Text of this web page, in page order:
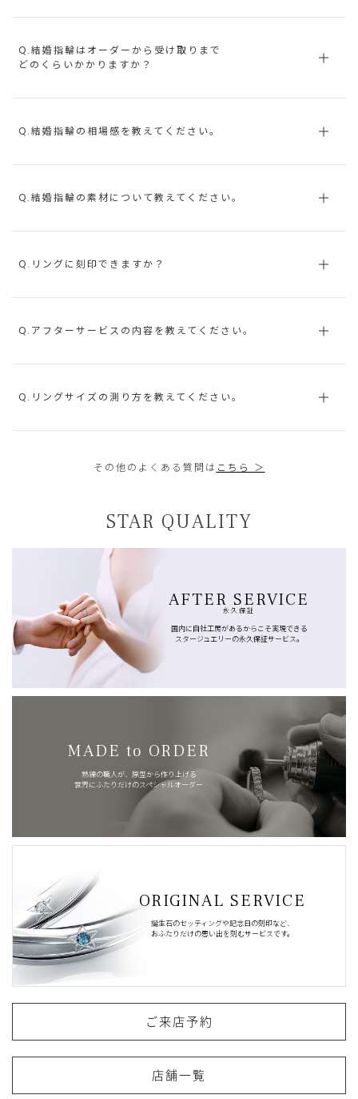
Q.結婚指輪はオーダーから受け取りまで
どのくらいかかりますか？
Q.結婚指輪の相場感を教えてください。
Q.結婚指輪の素材について教えてください。
Q.リングに刻印できますか？
Q.アフターサービスの内容を教えてください。
Q.リングサイズの測り方を教えてください。
その他のよくある質問は こちら ＞
STAR QUALITY
AFTER SERVICE
永久保証
国内に自社工房があるからこそ実現できる
スタージュエリーの永久保証サービス。
MADE to ORDER
熟練の職人が、原型から作り上げる
世界にふたりだけのスペシャルオーダー
ORIGINAL SERVICE
誕生石のセッティングや記念日の刻印など、
おふたりだけの思い出を刻むサービスです。
ご来店予約
店舗一覧